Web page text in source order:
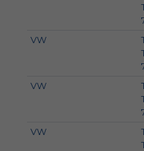
VW
VW
VW